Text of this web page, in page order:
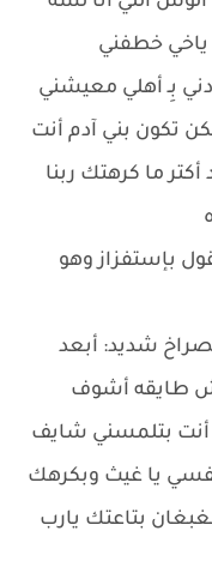
خطفني
بِـ أهلي معيشني
بني آدم أنت
ما كرهتك ربنا
بإستفزاز وهو
شديد: أبعد
مش طايقه أشوف
بتلمسني شايف
نفسي يا غيث وبكرهك
بتاعتك يارب